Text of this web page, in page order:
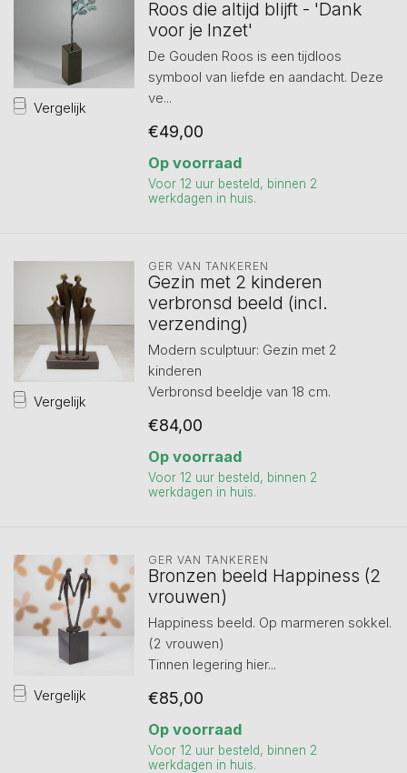
Vergelijk
Roos die altijd blijft - 'Dank
voor je Inzet'
De Gouden Roos is een tijdloos
symbool van liefde en aandacht. Deze
ve...
€49,00
Op voorraad
Voor 12 uur besteld, binnen 2
werkdagen in huis.
Vergelijk
GER VAN TANKEREN
Gezin met 2 kinderen
verbronsd beeld (incl.
verzending)
Modern sculptuur: Gezin met 2
kinderen
Verbronsd beeldje van 18 cm.
€84,00
Op voorraad
Voor 12 uur besteld, binnen 2
werkdagen in huis.
Vergelijk
GER VAN TANKEREN
Bronzen beeld Happiness (2
vrouwen)
Happiness beeld. Op marmeren sokkel.
(2 vrouwen)
Tinnen legering hier...
€85,00
Op voorraad
Voor 12 uur besteld, binnen 2
werkdagen in huis.